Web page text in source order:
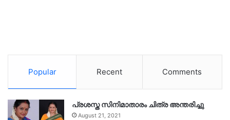
Popular Recent Comments
പ്രശസ്ത സിനിമാതാരം ചിത്ര അന്തരിച്ചു
August 21, 2021